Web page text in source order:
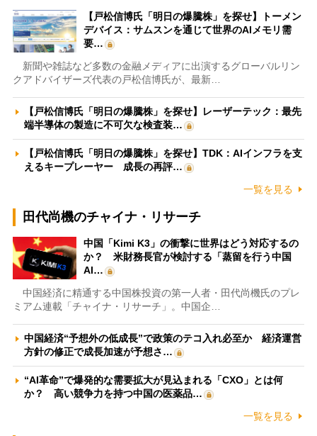
【戸松信博氏「明日の爆騰株」を探せ】トーメン
デバイス：サムスンを通じて世界のAIメモリ需
要…
新聞や雑誌など多数の金融メディアに出演するグローバルリン
クアドバイザーズ代表の戸松信博氏が、最新…
【戸松信博氏「明日の爆騰株」を探せ】レーザーテック：最先
端半導体の製造に不可欠な検査装…
【戸松信博氏「明日の爆騰株」を探せ】TDK：AIインフラを支
えるキープレーヤー 成長の再評…
一覧を見る
田代尚機のチャイナ・リサーチ
中国「Kimi K3」の衝撃に世界はどう対応するの
か？ 米財務長官が検討する「蒸留を行う中国
AI…
中国経済に精通する中国株投資の第一人者・田代尚機氏のプレ
ミアム連載「チャイナ・リサーチ」。中国企…
中国経済“予想外の低成長”で政策のテコ入れ必至か 経済運営
方針の修正で成長加速が予想さ…
“AI革命”で爆発的な需要拡大が見込まれる「CXO」とは何
か？ 高い競争力を持つ中国の医薬品…
一覧を見る